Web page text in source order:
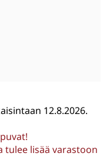
12.8.2026.
lisää varastoon